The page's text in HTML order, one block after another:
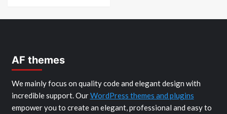
AF themes
We mainly focus on quality code and elegant design with
incredible support. OurWordPress themes and plugins
empower you to create an elegant, professional and easy to